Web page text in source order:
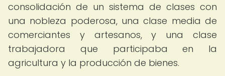
consolidación de un sistema de clases con
una nobleza poderosa, una clase media de
comerciantes y artesanos, y una clase
trabajadora que participaba en la
agricultura y la producción de bienes.